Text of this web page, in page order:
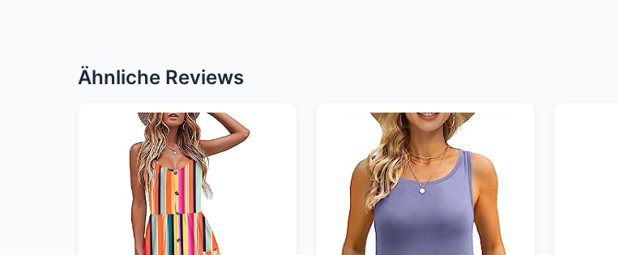
Ähnliche Reviews